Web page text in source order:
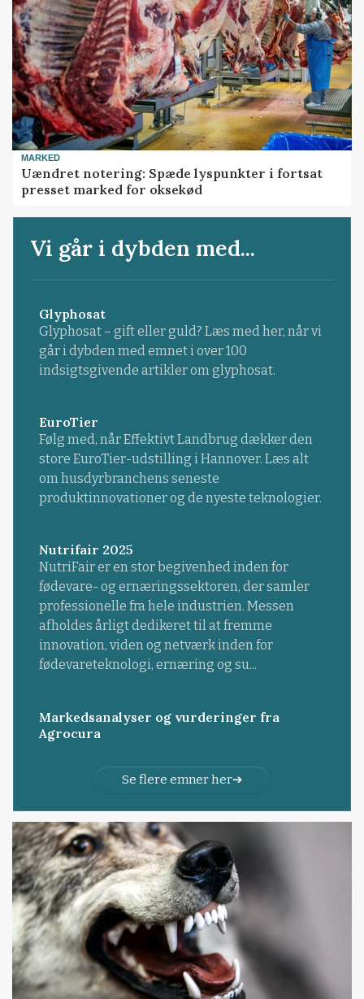
MARKED
Uændret notering: Spæde lyspunkter i fortsat
presset marked for oksekød
Vi går i dybden med...
Glyphosat
Glyphosat – gift eller guld? Læs med her, når vi
går i dybden med emnet i over 100
indsigtsgivende artikler om glyphosat.
EuroTier
Følg med, når Effektivt Landbrug dækker den
store EuroTier-udstilling i Hannover. Læs alt
om husdyrbranchens seneste
produktinnovationer og de nyeste teknologier.
Nutrifair 2025
NutriFair er en stor begivenhed inden for
fødevare- og ernæringssektoren, der samler
professionelle fra hele industrien. Messen
afholdes årligt dedikeret til at fremme
innovation, viden og netværk inden for
fødevareteknologi, ernæring og su...
Markedsanalyser og vurderinger fra
Agrocura
Se flere emner her